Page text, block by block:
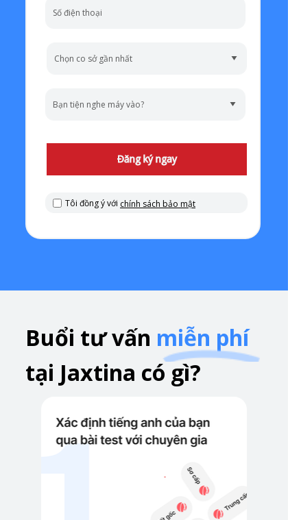
Đăng ký ngay
Tôi đồng ý với
Buổi tư vấn miễn phí
tại Jaxtina có gì?
chính sách bảo mật